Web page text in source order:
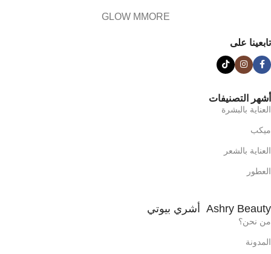
GLOW MMORE
تابعينا على
أشهر التصنيفات
العناية بالبشرة
ميكب
العناية بالشعر
العطور
Ashry Beauty أشري بيوتي
من نحن؟
المدونة